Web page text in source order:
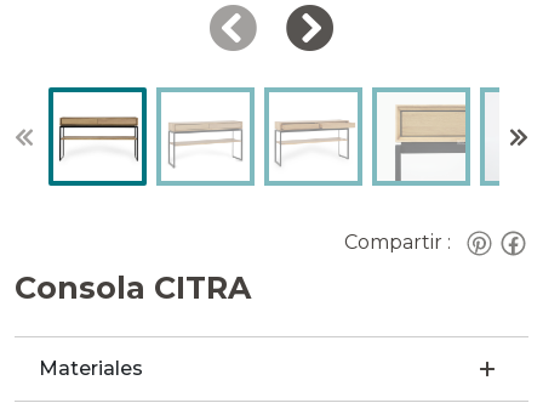
Compartir :
Consola CITRA
Materiales